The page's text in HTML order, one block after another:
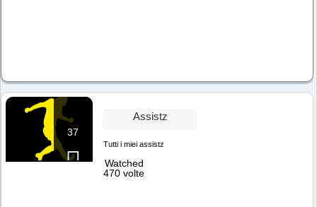
37
Assistz
Tutti i miei assistz
Watched
470 volte